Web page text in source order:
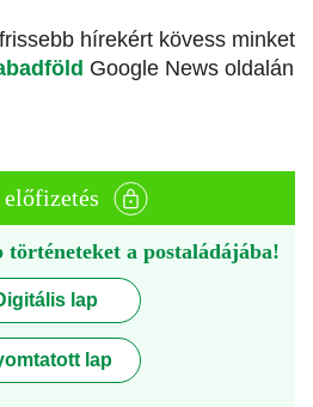
hírekért kövess minket
Google News oldalán
a postaládájába!
lap
lap